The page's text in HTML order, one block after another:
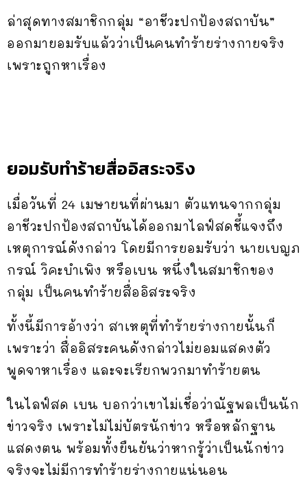
ล่าสุดทางสมาชิกกลุ่ม “อาชีวะปกป้องสถาบัน”
ออกมายอมรับแล้วว่าเป็นคนทำร้ายร่างกายจริง
เพราะถูกหาเรื่อง
ยอมรับทำร้ายสื่ออิสระจริง
เมื่อวันที่ 24 เมษายนที่ผ่านมา ตัวแทนจากกลุ่ม
อาชีวะปกป้องสถาบันได้ออกมาไลฟ์สดชี้แจงถึง
เหตุการณ์ดังกล่าว โดยมีการยอมรับว่า นายเบญภ
กรณ์ วิคะบำเพิง หรือเบน หนึ่งในสมาชิกของ
กลุ่ม เป็นคนทำร้ายสื่ออิสระจริง
ทั้งนี้มีการอ้างว่า สาเหตุที่ทำร้ายร่างกายนั้นก็
เพราะว่า สื่ออิสระคนดังกล่าวไม่ยอมแสดงตัว
พูดจาหาเรื่อง และจะเรียกพวกมาทำร้ายตน
ในไลฟ์สด เบน บอกว่าเขาไม่เชื่อว่าณัฐพลเป็นนัก
ข่าวจริง เพราะไม่ไม่บัตรนักข่าว หรือหลักฐาน
แสดงตน พร้อมทั้งยืนยันว่าหากรู้ว่าเป็นนักข่าว
จริงจะไม่มีการทำร้ายร่างกายแน่นอน